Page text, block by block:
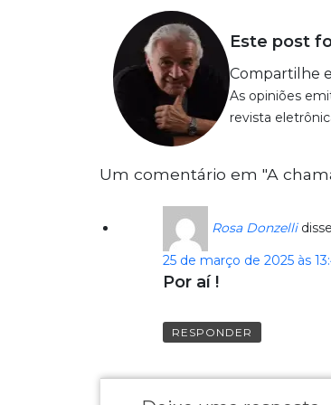
Este post
Compartilhe
As opiniões
revista
Um comentário em "A
Rosa Donzelli
25 de março de 2025 às
Por aí !
RESPONDER